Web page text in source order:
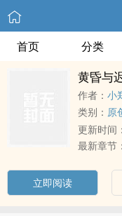
首页 分类
黄昏与
作者： 小
类别： 原
更新时间：
最新章节：
立即阅读